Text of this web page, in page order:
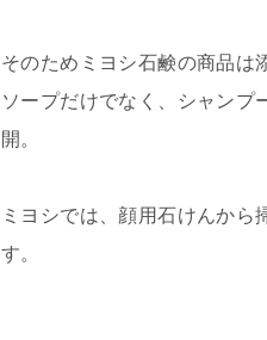
そのためミヨシ石鹸の商品は
ソープだけでなく、シャンプ
開。
ミヨシでは、顔用石けんから
す。